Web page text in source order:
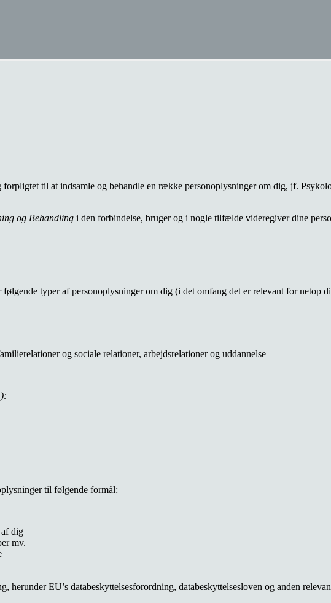
til at indsamle og behandle en række personoplysninger om dig, jf.
og Behandling i den forbindelse, bruger og i nogle tilfælde videregiver dine
følgende typer af personoplysninger om dig (i det omfang det er relevant for netop
og sociale relationer, arbejdsrelationer og uddannelse
til følgende formål:
dig
mv.
EU’s databeskyttelsesforordning, databeskyttelsesloven og anden